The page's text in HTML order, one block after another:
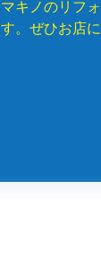
マキノのリフ
す。ぜひお店